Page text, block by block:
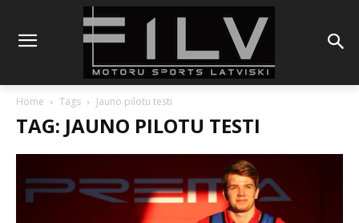
Home Tags Jauno pilotu testi
TAG: JAUNO PILOTU TESTI